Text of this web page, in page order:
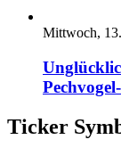
Mittwoch,
Ticker